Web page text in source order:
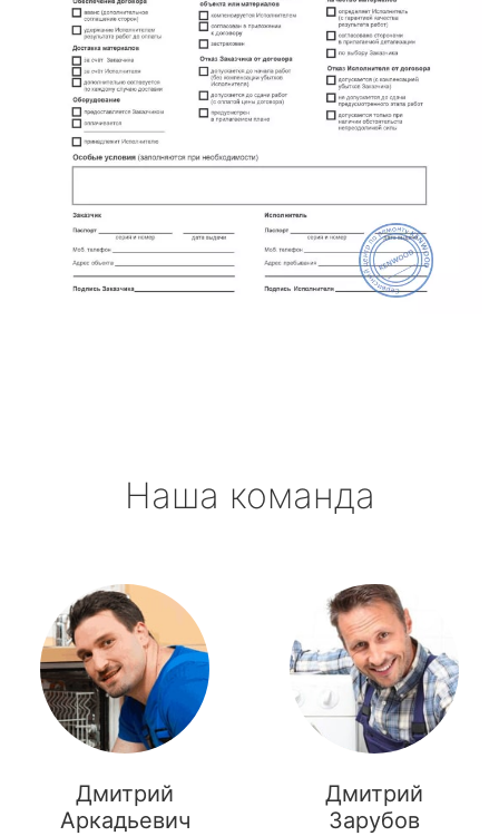
Наша команда
Дмитрий
Аркадьевич
Дмитрий
Зарубов